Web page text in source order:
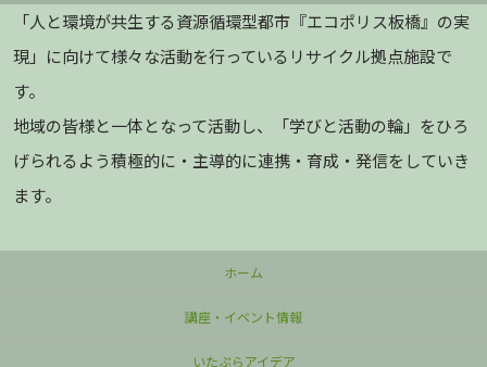
「人と環境が共生する資源循環型都市『エコポリス板橋』の実
現」に向けて様々な活動を行っているリサイクル拠点施設で
す。
地域の皆様と一体となって活動し、「学びと活動の輪」をひろ
げられるよう積極的に・主導的に連携・育成・発信をしていき
ます。
ホーム
講座・イベント情報
いたぷらアイデア